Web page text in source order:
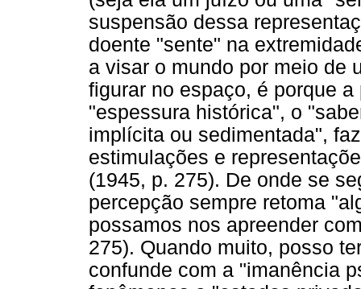
suspensão dessa
doente "sente" na
a visar o mundo por meio de
figurar no espaço, é porque
"espessura histórica", o
implícita ou sedimentada",
estimulações e
(1945, p. 275). De onde se
percepção sempre retoma
possamos nos apreender
275). Quando muito, posso
confunde com a "imanência